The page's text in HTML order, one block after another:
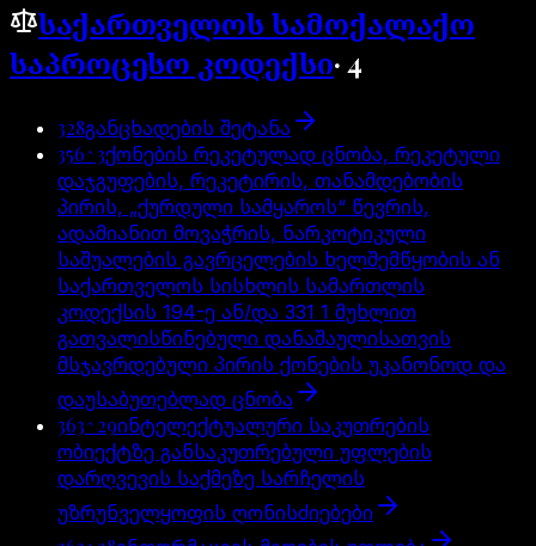
საქართველოს სამოქალაქო
საპროცესო კოდექსი·4
328განცხადების შეტანა
356^3ქონების რეკეტულად ცნობა, რეკეტული
დაჯგუფების, რეკეტირის, თანამდებობის
პირის, „ქურდული სამყაროს“ წევრის,
ადამიანით მოვაჭრის, ნარკოტიკული
საშუალების გავრცელების ხელშემწყობის ან
საქართველოს სისხლის სამართლის
კოდექსის 194-ე ან/და 331 1 მუხლით
გათვალისწინებული დანაშაულისათვის
მსჯავრდებული პირის ქონების უკანონოდ და
დაუსაბუთებლად ცნობა
363^29ინტელექტუალური საკუთრების
ობიექტზე განსაკუთრებული უფლების
დარღვევის საქმეზე სარჩელის
უზრუნველყოფის ღონისძიებები